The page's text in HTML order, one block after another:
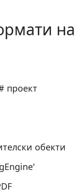
на
проект
обекти